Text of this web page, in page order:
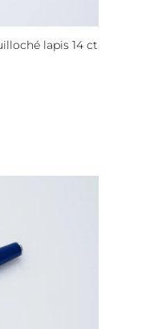
lapis 14 ct